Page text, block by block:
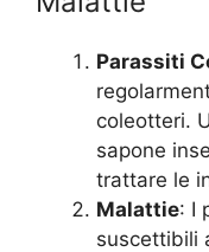
Parassiti
coleotteri.
sapone
trattare le
Malattie: I
suscettibili